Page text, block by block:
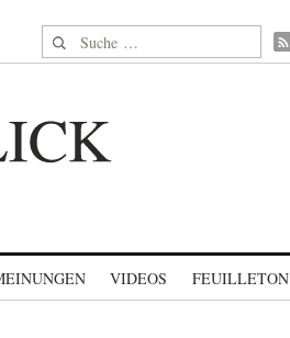
Suche nach:
VIDEOS FEUILLETON